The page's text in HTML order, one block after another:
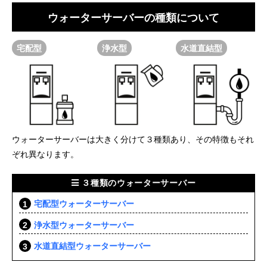
ウォーターサーバーの種類について
宅配型 浄水型 水道直結型
ウォーターサーバーは大きく分けて３種類あり、その特徴もそれ
ぞれ異なります。
３種類のウォーターサーバー
宅配型ウォーターサーバー
浄水型ウォーターサーバー
水道直結型ウォーターサーバー